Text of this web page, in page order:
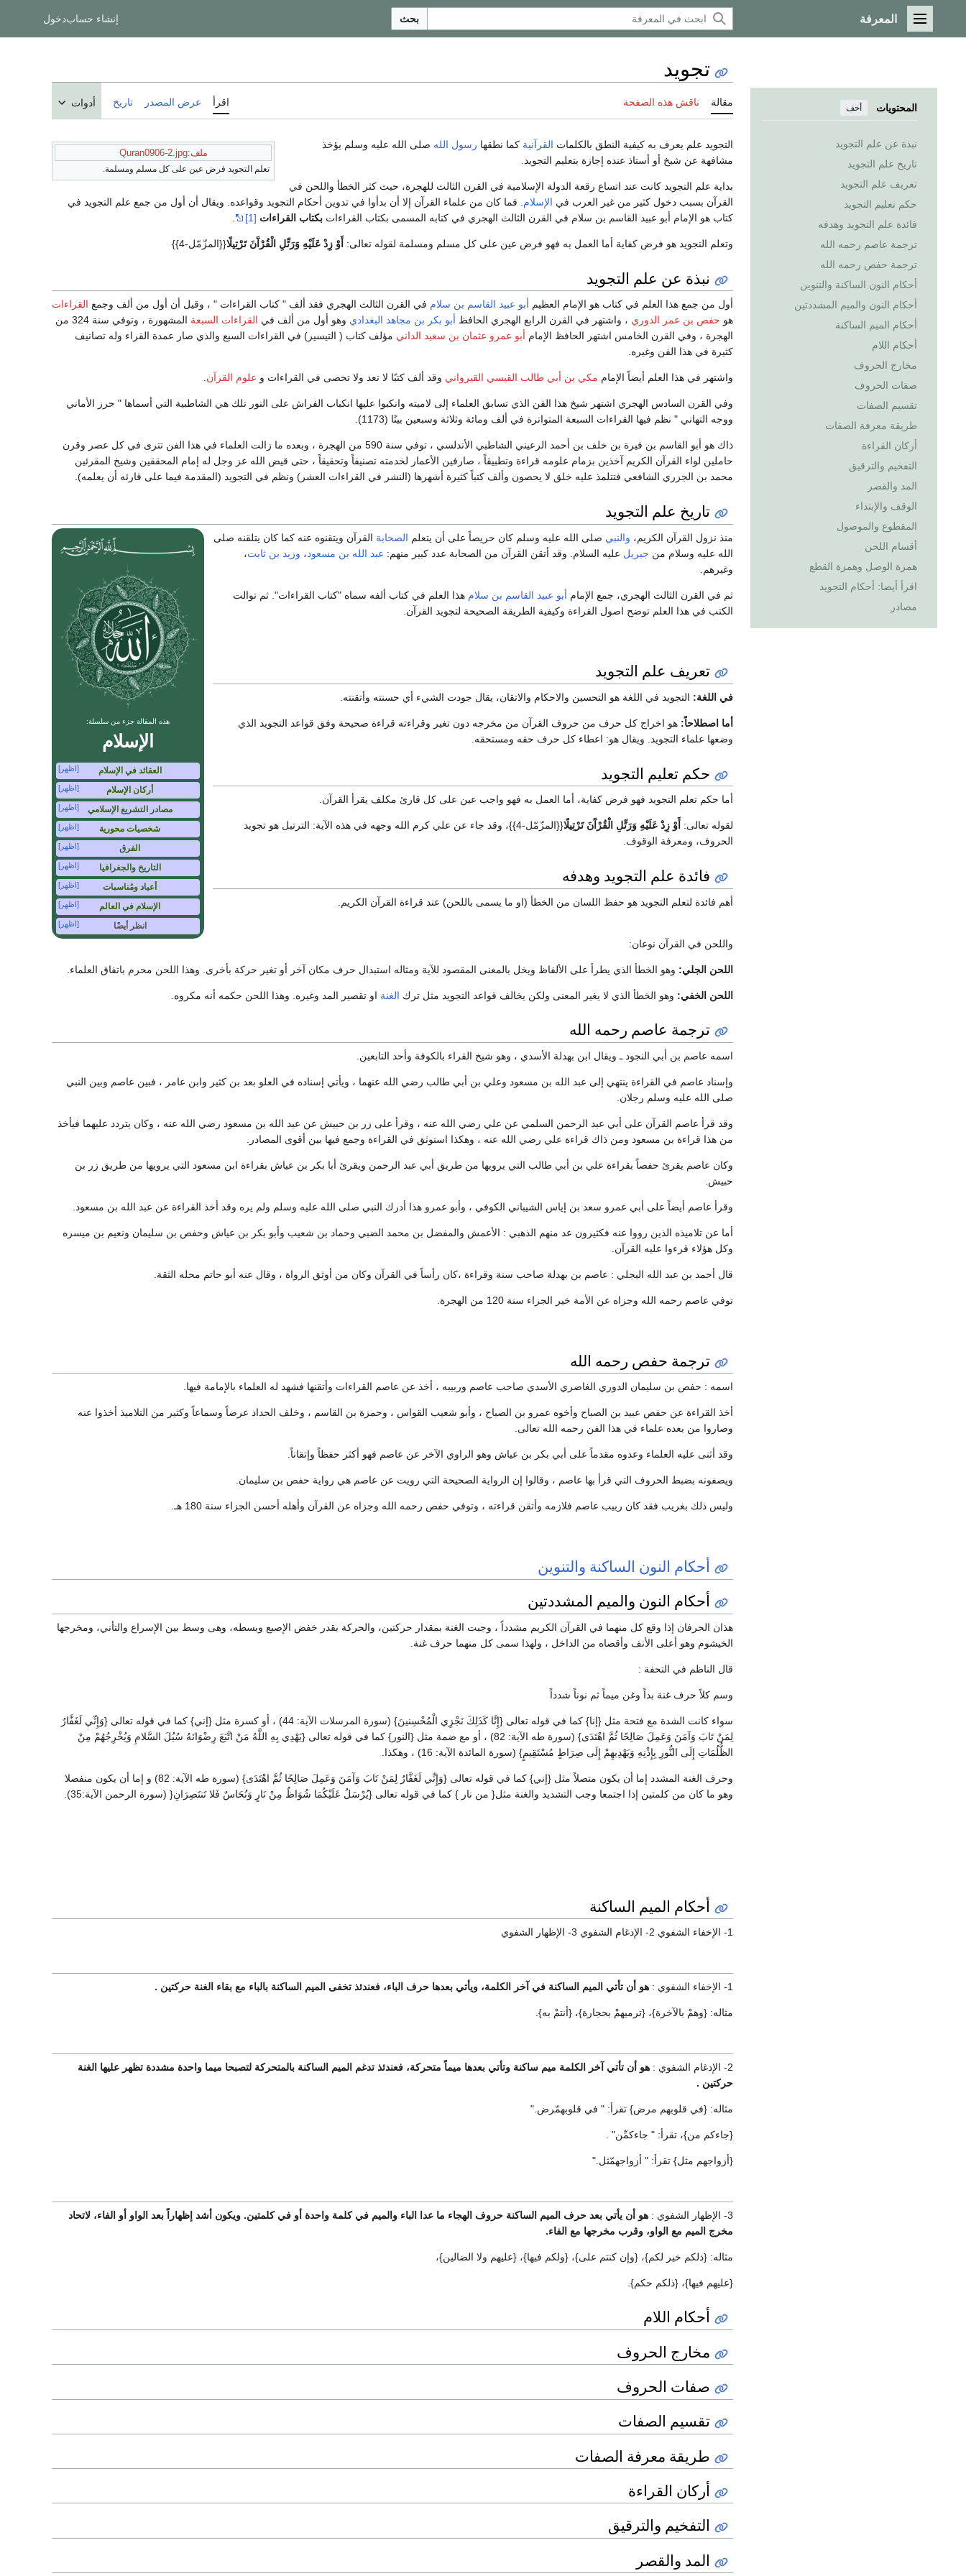
القائمة الرئيسية
المعرفة بحث إنشاء حسابدخول
المحتويات أخف
نبذة عن علم التجويد
تاريخ علم التجويد
تعريف علم التجويد
حكم تعليم التجويد
فائدة علم التجويد وهدفه
ترجمة عاصم رحمه الله
ترجمة حفص رحمه الله
أحكام النون الساكنة والتنوين
أحكام النون والميم المشددتين
أحكام الميم الساكنة
أحكام اللام
مخارج الحروف
صفات الحروف
تقسيم الصفات
طريقة معرفة الصفات
أركان القراءة
التفخيم والترقيق
المد والقصر
الوقف والإبتداء
المقطوع والموصول
أقسام اللحن
همزة الوصل وهمزة القطع
اقرأ أيضا: أحكام التجويد
مصادر
تجويد
مقالة ناقش هذه الصفحة اقرأ عرض المصدر تاريخ أدوات
ملف:Quran0906-2.jpg
تعلم التجويد فرض عين على كل مسلم ومسلمة.
التجويد علم يعرف به كيفية النطق بالكلمات القرآنية كما نطقها رسول الله صلى الله عليه وسلم يؤخذ
مشافهة عن شيخ أو أستاذ عنده إجازة بتعليم التجويد.
بداية علم التجويد كانت عند اتساع رقعة الدولة الإسلامية في القرن الثالث للهجرة، حيث كثر الخطأ واللحن في
القرآن بسبب دخول كثير من غير العرب في الإسلام . فما كان من علماء القرآن إلا أن بدأوا في تدوين أحكام التجويد وقواعده. ويقال أن أول من جمع علم التجويد في
كتاب هو الإمام أبو عبيد القاسم بن سلام في القرن الثالث الهجري في كتابه المسمى بكتاب القراءات بكتاب القراءات [1]
وتعلم التجويد هو فرض كفاية أما العمل به فهو فرض عين على كل مسلم ومسلمة لقوله تعالى: أَوْ زِدْ عَلَيْهِ وَرَتِّلِ الْقُرْآَنَ تَرْتِيلًا{{المزّمّل-4}}
نبذة عن علم التجويد
أول من جمع هذا العلم في كتاب هو الإمام العظيم أبو عبيد القاسم بن سلام في القرن الثالث الهجري فقد ألف " كتاب القراءات " ، وقيل أن أول من ألف وجمع القراءات
هو حفص بن عمر الدوري ، واشتهر في القرن الرابع الهجري الحافظ أبو بكر بن مجاهد البغدادي وهو أول من ألف في القراءات السبعة
المشهورة ، وتوفي سنة 324 من
الهجرة ، وفي القرن الخامس اشتهر الحافظ الإمام أبو عمرو عثمان بن سعيد الداني مؤلف كتاب ( التيسير) في القراءات السبع والذي صار عمدة القراء وله تصانيف
كثيرة في هذا الفن وغيره.
واشتهر في هذا العلم أيضاً الإمام مكي بن أبي طالب القيسي القيرواني وقد ألف كتبًا لا تعد ولا تحصى في القراءات و علوم القرآن.
وفي القرن السادس الهجري اشتهر شيخ هذا الفن الذي تسابق العلماء إلى لاميته وانكبوا عليها انكباب الفراش على النور تلك هي الشاطبية التي أسماها " حرز الأماني
ووجه التهاني " نظم فيها القراءات السبعة المتواترة في ألف ومائة وثلاثة وسبعين بيتًا (1173).
ذاك هو أبو القاسم بن فيرة بن خلف بن أحمد الرعيني الشاطبي الأندلسي ، توفي سنة 590 من الهجرة ، وبعده ما زالت العلماء في هذا الفن تترى في كل عصر وقرن
حاملين لواء القرآن الكريم آخذين بزمام علومه قراءة وتطبيقاً ، صارفين الأعمار لخدمته تصنيفاً وتحقيقاً ، حتى قيض الله عز وجل له إمام المحققين وشيخ المقرئين
محمد بن الجزري الشافعي فتتلمذ عليه خلق لا يحصون وألف كتباً كثيرة أشهرها (النشر في القراءات العشر) ونظم في التجويد (المقدمة فيما على قارئه أن يعلمه).
تاريخ علم التجويد
هذه المقالة جزء من سلسلة:
الإسلام
العقائد في الإسلام [اظهر]
أركان الإسلام [اظهر]
مصادر التشريع الإسلامي [اظهر]
شخصيات محورية [اظهر]
الفرق [اظهر]
التاريخ والجغرافيا [اظهر]
أعياد ومُناسبات [اظهر]
الإسلام في العالم [اظهر]
انظر أيضًا [اظهر]
منذ نزول القرآن الكريم، والنبي صلى الله عليه وسلم كان حريصاً على أن يتعلم الصحابة القرآن ويتقنوه عنه كما كان يتلقنه صلى
الله عليه وسلام من جبريل عليه السلام. وقد أتقن القرآن من الصحابة عدد كبير منهم: عبد الله بن مسعود، وزيد بن ثابت،
وغيرهم.
ثم في القرن الثالث الهجري، جمع الإمام أبو عبيد القاسم بن سلام هذا العلم في كتاب ألفه سماه "كتاب القراءات". ثم توالت
الكتب في هذا العلم توضح اصول القراءة وكيفية الطريقة الصحيحة لتجويد القرآن.
تعريف علم التجويد
في اللغة: التجويد في اللغة هو التحسين والاحكام والاتقان، يقال جودت الشيء أي حسنته وأتقنته.
أما اصطلاحاً: هو اخراج كل حرف من حروف القرآن من مخرجه دون تغير وقراءته قراءة صحيحة وفق قواعد التجويد الذي
وضعها علماء التجويد. ويقال هو: اعطاء كل حرف حقه ومستحقه.
حكم تعليم التجويد
أما حكم تعلم التجويد فهو فرض كفاية، أما العمل به فهو واجب عين على كل قارئ مكلف يقرأ القرآن.
لقوله تعالى: أَوْ زِدْ عَلَيْهِ وَرَتِّلِ الْقُرْآَنَ تَرْتِيلًا
{{المزّمّل-4}}، وقد جاء عن علي كرم الله وجهه في هذه الآية: الترتيل هو تجويد
الحروف، ومعرفة الوقوف.
فائدة علم التجويد وهدفه
أهم فائدة لتعلم التجويد هو حفظ اللسان من الخطأ (او ما يسمى باللحن) عند قراءة القرآن الكريم.
واللحن في القرآن نوعان:
اللحن الجلي: وهو الخطأ الذي يطرأ على الألفاظ ويخل بالمعنى المقصود للآية ومثاله استبدال حرف مكان آخر أو تغير حركة بأخرى. وهذا اللحن محرم باتفاق العلماء.
اللحن الخفي: وهو الخطأ الذي لا يغير المعنى ولكن يخالف قواعد التجويد مثل ترك الغنة او تقصير المد وغيره. وهذا اللحن حكمه أنه مكروه.
ترجمة عاصم رحمه الله
اسمه عاصم بن أبي النجود ـ ويقال ابن بهدلة الأسدي ، وهو شيخ القراء بالكوفة وأحد التابعين.
وإسناد عاصم في القراءة ينتهي إلى عبد الله بن مسعود وعلي بن أبي طالب رضي الله عنهما ، ويأتي إسناده في العلو بعد بن كثير وابن عامر ، فبين عاصم وبين النبي
صلى الله عليه وسلم رجلان.
وقد قرأ عاصم القرآن على أبي عبد الرحمن السلمي عن علي رضي الله عنه ، وقرأ على زر بن حبيش عن عبد الله بن مسعود رضي الله عنه ، وكان يتردد عليهما فيأخذ
من هذا قراءة بن مسعود ومن ذاك قراءة علي رضي الله عنه ، وهكذا استوثق في القراءة وجمع فيها بين أقوى المصادر.
وكان عاصم يقرئ حفصاً بقراءة علي بن أبي طالب التي يرويها من طريق أبي عبد الرحمن ويقرئ أبا بكر بن عياش بقراءة ابن مسعود التي يرويها من طريق زر بن
حبيش.
وقرأ عاصم أيضاً على أبي عمرو سعد بن إياس الشيباني الكوفي ، وأبو عمرو هذا أدرك النبي صلى الله عليه وسلم ولم يره وقد أخذ القراءة عن عبد الله بن مسعود.
أما عن تلاميذه الذين رووا عنه فكثيرون عد منهم الذهبي : الأعمش والمفضل بن محمد الضبي وحماد بن شعيب وأبو بكر بن عياش وحفص بن سليمان ونعيم بن ميسره
وكل هؤلاء قرءوا عليه القرآن.
قال أحمد بن عبد الله البجلي : عاصم بن بهدلة صاحب سنة وقراءة ،كان رأساً في القرآن وكان من أوثق الرواة ، وقال عنه أبو حاتم محله الثقة.
توفي عاصم رحمه الله وجزاه عن الأمة خير الجزاء سنة 120 من الهجرة.
ترجمة حفص رحمه الله
اسمه : حفص بن سليمان الدوري الغاضري الأسدي صاحب عاصم وربيبه ، أخذ عن عاصم القراءات وأتقنها فشهد له العلماء بالإمامة فيها.
أخذ القراءة عن حفص عبيد بن الصباح وأخوه عمرو بن الصباح ، وأبو شعيب القواس ، وحمزة بن القاسم ، وخلف الحداد عرضاً وسماعاً وكثير من التلاميذ أخذوا عنه
وصاروا من بعده علماء في هذا الفن رحمه الله تعالى.
وقد أثنى عليه العلماء وعدوه مقدماً على أبي بكر بن عياش وهو الراوي الآخر عن عاصم فهو أكثر حفظاً وإتقاناً.
ويصفونه بضبط الحروف التي قرأ بها عاصم ، وقالوا إن الرواية الصحيحة التي رويت عن عاصم هي رواية حفص بن سليمان.
وليس ذلك بغريب فقد كان ربيب عاصم فلازمه وأتقن قراءته ، وتوفي حفص رحمه الله وجزاه عن القرآن وأهله أحسن الجزاء سنة 180 هـ.
أحكام النون الساكنة والتنوين
أحكام النون والميم المشددتين
هذان الحرفان إذا وقع كل منهما في القرآن الكريم مشدداً ، وجبت الغنة بمقدار حركتين، والحركة بقدر خفض الإصبع وبسطه، وهى وسط بين الإسراع والتأني، ومخرجها
الخيشوم وهو أعلى الأنف وأقصاه من الداخل ، ولهذا سمى كل منهما حرف غنة.
قال الناظم في التحفة :
وسم كلاً حرف غنة بداً وغن ميماً ثم نوناً شدداً
سواء كانت الشدة مع فتحة مثل {إنا} كما في قوله تعالى {إِنَّا كَذَلِكَ نَجْزِي الْمُحْسِنينَ} (سورة المرسلات الآية: 44) ، أو كسرة مثل {إني} كما في قوله تعالى {وَإِنِّي لَغَفَّارٌ
لِمَنْ تَابَ وَآمَنَ وَعَمِلَ صَالِحًا ثُمَّ اهْتَدَى} (سورة طه الآية: 82) ، أو مع ضمة مثل {النور} كما في قوله تعالى {يَهْدِي بِهِ اللَّهُ مَنْ اتَّبَعَ رِضْوَانَهُ سُبُلَ السَّلامِ وَيُخْرِجُهُمْ مِنْ
الظُّلُمَاتِ إِلَى النُّورِ بِإِذْنِهِ وَيَهْدِيهِمْ إِلَى صِرَاطٍ مُسْتَقِيمٍ} (سورة المائدة الآية: 16) ، وهكذا.
وحرف الغنة المشدد إما أن يكون متصلاً مثل {إني} كما في قوله تعالى {وَإِنِّي لَغَفَّارٌ لِمَنْ تَابَ وَآمَنَ وَعَمِلَ صَالِحًا ثُمَّ اهْتَدَى} (سورة طه الآية: 82) و إما أن يكون منفصلا
وهو ما كان من كلمتين إذا اجتمعا وجب التشديد والغنة مثل{ من نار } كما في قوله تعالى {يُرْسَلُ عَلَيْكُمَا شُوَاظٌ مِنْ نَارٍ وَنُحَاسٌ فَلا تَنتَصِرَانِ{ (سورة الرحمن الآية:35).
أحكام الميم الساكنة
1- الإخفاء الشفوي 2- الإدغام الشفوي 3- الإظهار الشفوي
1- الإخفاء الشفوي : هو أن تأتي الميم الساكنة في آخر الكلمة، ويأتي بعدها حرف الباء، فعندئذ تخفى الميم الساكنة بالباء مع بقاء الغنة حركتين .
مثاله: {وهمْ بالآخرة}، {ترميهمْ بحجارة}، {أنتمْ به}.
2- الإدغام الشفوي :
هو أن تأتي آخر الكلمة ميم ساكنة وتأتي بعدها ميماً متحركة، فعندئذ تدغم الميم الساكنة بالمتحركة لتصبحا ميما واحدة مشددة تظهر عليها الغنة
حركتين .
مثاله: {في قلوبهم مرض} تقرأ: " في قلوبهمّرض."
{جاءكم من}، تقرأ: " جاءكمِّن" .
{أزواجهم مثل} تقرأ: " أزواجهمّثل."
3- الإظهار الشفوي :
هو أن يأتي بعد حرف الميم الساكنة حروف الهجاء ما عدا الباء والميم في كلمة واحدة أو في كلمتين. ويكون أشد إظهاراً بعد الواو أو الفاء، لاتحاد
مخرج الميم مع الواو، وقرب مخرجها مع الفاء.
مثاله: {ذلكم خير لكم}، {وإن كنتم على}، {ولكم فيها}، {عليهم ولا الضالين}،
{عليهم فيها}، {ذلكم حكم}.
أحكام اللام
مخارج الحروف
صفات الحروف
تقسيم الصفات
طريقة معرفة الصفات
أركان القراءة
التفخيم والترقيق
المد والقصر